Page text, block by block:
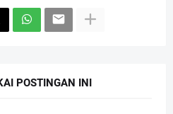
POSTINGAN INI